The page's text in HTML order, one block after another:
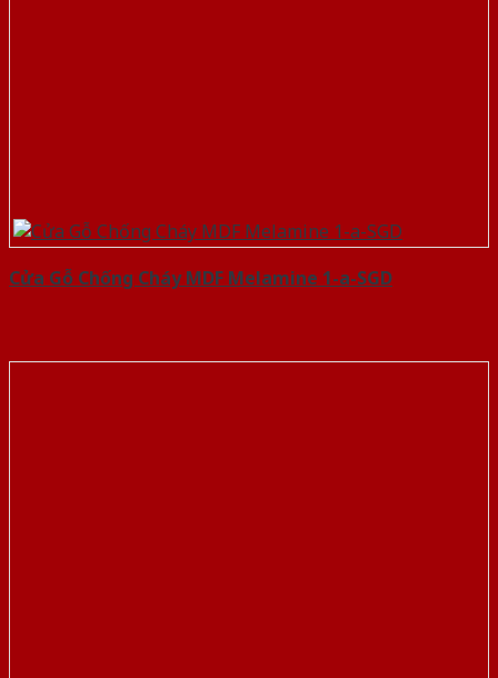
Cửa Gỗ Chống Cháy MDF Melamine 1-a-SGD